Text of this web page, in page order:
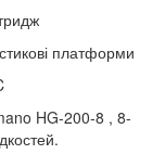
платформи
HG-200-8 , 8-